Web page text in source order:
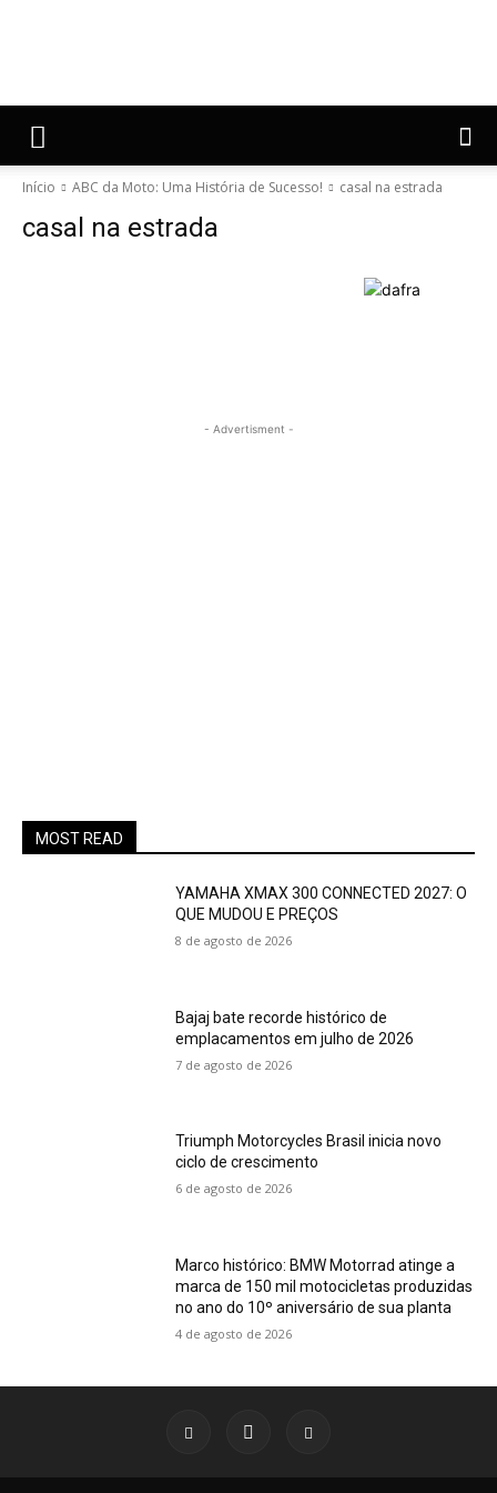
Início ABC da Moto: Uma História de Sucesso! casal na estrada
casal na estrada
- Advertisment -
MOST READ
YAMAHA XMAX 300 CONNECTED 2027: O
QUE MUDOU E PREÇOS
8 de agosto de 2026
Bajaj bate recorde histórico de
emplacamentos em julho de 2026
7 de agosto de 2026
Triumph Motorcycles Brasil inicia novo
ciclo de crescimento
6 de agosto de 2026
Marco histórico: BMW Motorrad atinge a
marca de 150 mil motocicletas produzidas
no ano do 10º aniversário de sua planta
4 de agosto de 2026